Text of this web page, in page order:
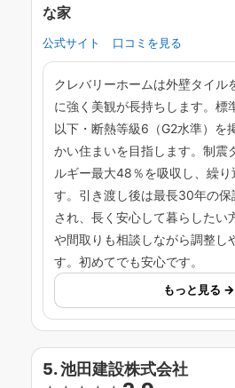
な家
公式サイト 口コミを見る
クレバリーホームは外壁タイル
に強く美観が長持ちします。標
以下・断熱等級6（G2水準）を
かい住まいを目指します。制震
ルギー最大48％を吸収し、繰り
す。引き渡し後は最長30年の
され、長く安心して暮らしたい
や間取りも相談しながら調整し
す。初めてでも安心です。
もっと見る →
5. 池田建設株式会社